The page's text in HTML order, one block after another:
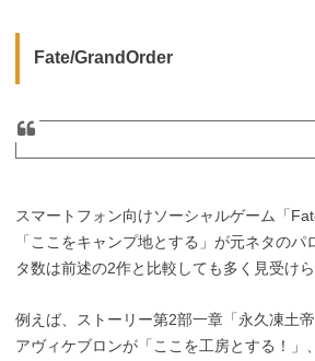
Fate/GrandOrder
スマートフォン向けソーシャルゲーム「
「ここをキャンプ地とする」が元ネタの
タ数は前述の2作と比較しても多く見受けら
例えば、ストーリー第2部一章「永久凍土
アヴィケブロンが「ここを工房とする！」